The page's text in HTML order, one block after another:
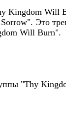
Kingdom Will
Это
Will Burn".
"Thy